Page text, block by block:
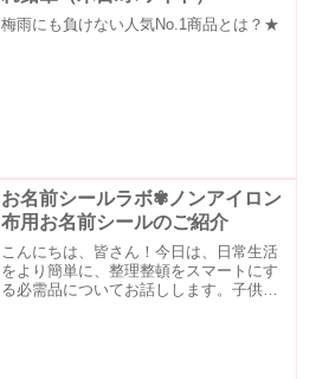
梅雨にも負けない人気No.1商品とは？★
お名前シールラボ✾ノンアイロン
布用お名前シールのご紹介
こんにちは、皆さん！今日は、日常生活
をより簡単に、整理整頓をスマートにす
る必需品についてお話しします。子供の